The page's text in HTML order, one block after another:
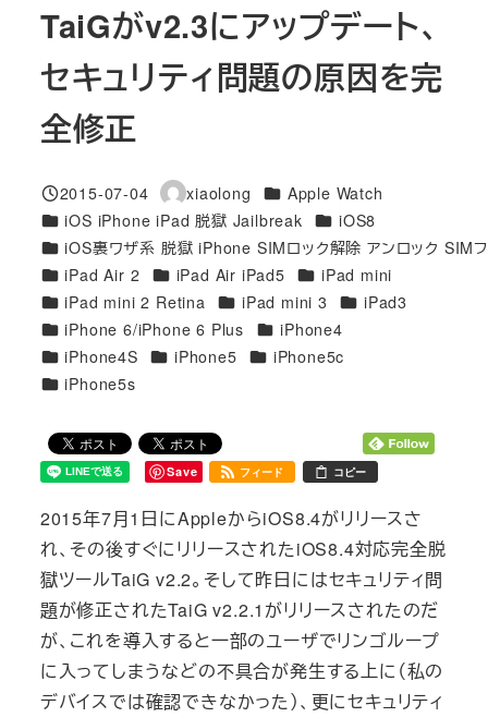
TaiGがv2.3にアップデート、
セキュリティ問題の原因を完
全修正
投稿日
2015-07-04
著
者
xiaolong カテゴリー
Apple Watch
カテゴリー
iOS iPhone iPad 脱獄 Jailbreak カテゴリー
iOS8
カテゴリー
iOS裏ワザ系 脱獄 iPhone SIMロック解除 アンロック SIM
カテゴリー
iPad Air 2 カテゴリー
iPad Air iPad5 カテゴリー
iPad mini
カテゴリー
iPad mini 2 Retina カテゴリー
iPad mini 3 カテゴリー
iPad3
カテゴリー
iPhone 6/iPhone 6 Plus カテゴリー
iPhone4
カテゴリー
iPhone4S カテゴリー
iPhone5 カテゴリー
iPhone5c
カテゴリー
iPhone5s
Save フィード コピー
2015年7月1日にAppleからiOS8.4がリリースさ
れ、その後すぐにリリースされたiOS8.4対応完全脱
獄ツールTaiG v2.2。そして昨日にはセキュリティ問
題が修正されたTaiG v2.2.1がリリースされたのだ
が、これを導入すると一部のユーザでリンゴループ
に入ってしまうなどの不具合が発生する上に（私の
デバイスでは確認できなかった）、更にセキュリティ